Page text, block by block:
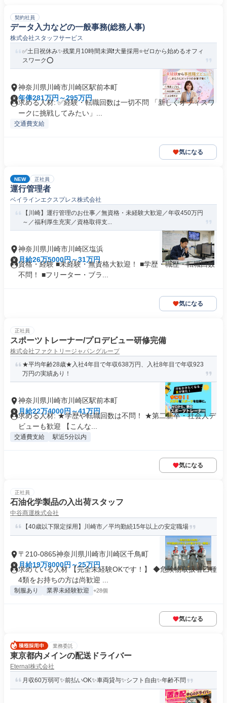
契約社員
データ入力などの一般事務(総務人事)
株式会社スタッフサービス
✅土日祝休み✨残業月10時間未満❗️大量採用⭐ゼロから始めるオフィ
スワーク⭕️
神奈川県川崎市川崎区駅前本町
年俸281万円～295万円
求める人材: ✅経験・転職回数は一切不問 「新しくオフィスワ
ークに挑戦してみたい」...
交通費支給
気になる
NEW 正社員
運行管理者
ベイラインエクスプレス株式会社
【川崎】運行管理のお仕事／無資格・未経験大歓迎／年収450万円
～／福利厚生充実／資格取得支...
神奈川県川崎市川崎区塩浜
月給26万5000円～31万円
資格・経験 ■未経験・無資格大歓迎！ ■学歴・職歴・転職回数
不問！ ■フリーター・ブラ...
気になる
正社員
スポーツトレーナー/プロデビュー研修完備
株式会社ファクトリージャパングループ
★平均年齢28歳★入社4年目で年収638万円、入社8年目で年収923
万円の実績あり！
神奈川県川崎市川崎区駅前本町
月給22万4000円～41万円
求める人材: ★学歴や転職回数は不問！ ★第二新卒・社会人デ
ビューも歓迎 【こんな...
交通費支給 駅近5分以内
気になる
正社員
石油化学製品の入出荷スタッフ
中谷商運株式会社
【40歳以下限定採用】川崎市／平均勤続15年以上の安定職場
〒210-0865神奈川県川崎市川崎区千鳥町
月給19万8000円～25万円
求めている人材 【完全未経験OKです！】 ◆危険物取扱者乙種
4類をお持ちの方は尚歓迎 ...
制服あり 業界未経験歓迎 +28個
気になる
業務委託
東京都内メインの配送ドライバー
Eternal株式会社
月収60万弱可✨前払いOK✨車両貸与✨シフト自由✨年齢不問